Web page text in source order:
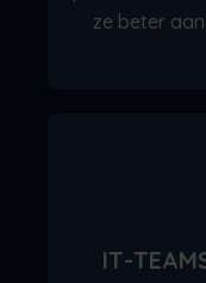
ze beter
IT-